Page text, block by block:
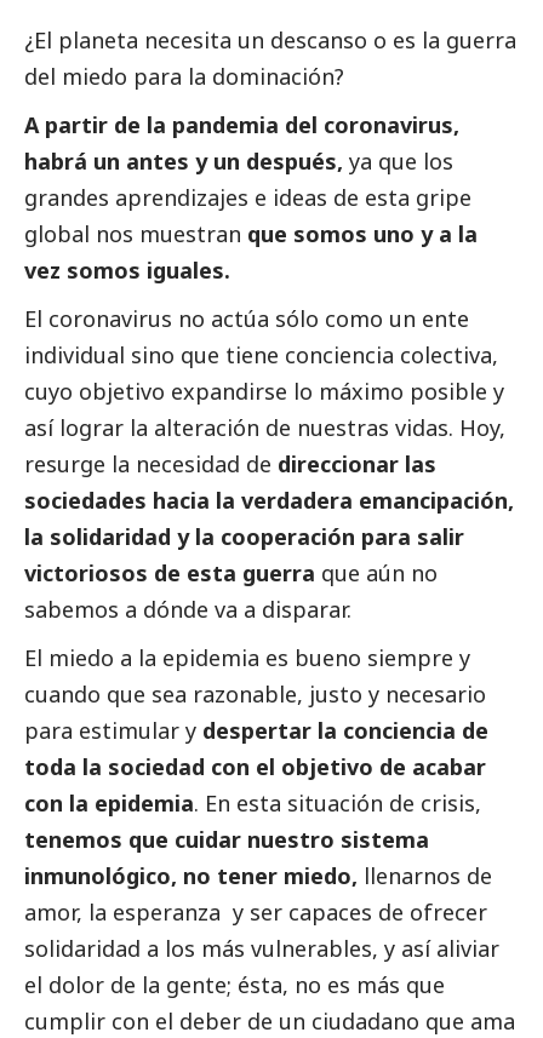
¿El planeta necesita un descanso o es la guerra
del miedo para la dominación?
A partir de la pandemia del coronavirus,
habrá un antes y un después, ya que los
grandes aprendizajes e ideas de esta gripe
global nos muestran que somos uno y a la
vez somos iguales.
El coronavirus no actúa sólo como un ente
individual sino que tiene conciencia colectiva,
cuyo objetivo expandirse lo máximo posible y
así lograr la alteración de nuestras vidas. Hoy,
resurge la necesidad de direccionar las
sociedades hacia la verdadera emancipación,
la solidaridad y la cooperación para salir
victoriosos de esta guerra que aún no
sabemos a dónde va a disparar.
El miedo a la epidemia es bueno siempre y
cuando que sea razonable, justo y necesario
para estimular y despertar la conciencia de
toda la sociedad con el objetivo de acabar
con la epidemia. En esta situación de crisis,
tenemos que cuidar nuestro sistema
inmunológico, no tener miedo, llenarnos de
amor, la esperanza y ser capaces de ofrecer
solidaridad a los más vulnerables, y así aliviar
el dolor de la gente; ésta, no es más que
cumplir con el deber de un ciudadano que ama